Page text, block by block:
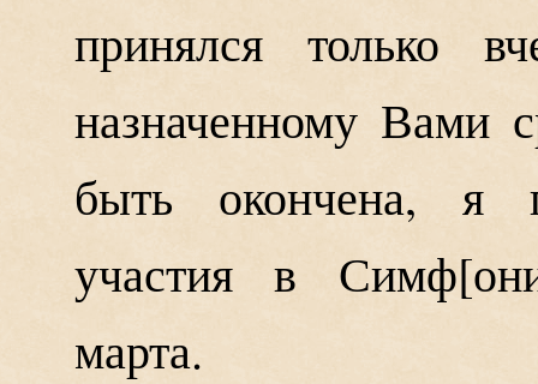
принялся только
назначенному Вами
быть окончена, я
участия в Симф
марта.